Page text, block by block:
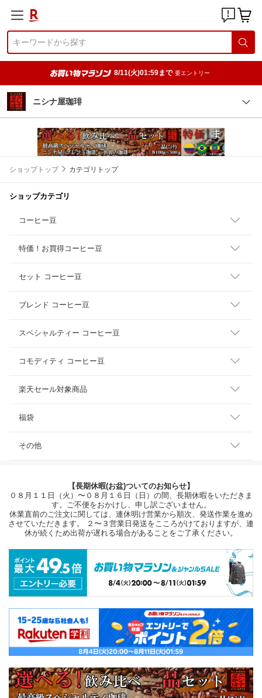
8/11(火)01:59まで 要エントリー
ニシナ屋珈琲
ショップトップ カテゴリトップ
ショップカテゴリ
コーヒー豆
特価！お買得コーヒー豆
セット コーヒー豆
ブレンド コーヒー豆
スペシャルティー コーヒー豆
コモディティ コーヒー豆
楽天セール対象商品
福袋
その他
【長期休暇(お盆)ついてのお知らせ】
０８月１１日（火）〜０８月１６日（日）の間、長期休暇をいただきま
す。ご不便をおかけし、申し訳ございません。
休業直前のご注文に関しては、連休明け営業から順次、発送作業を進め
させていただきます。 ２〜３営業日発送をこころがけておりますが、連
休が続くため出荷が遅れる場合があることをご了承ください。